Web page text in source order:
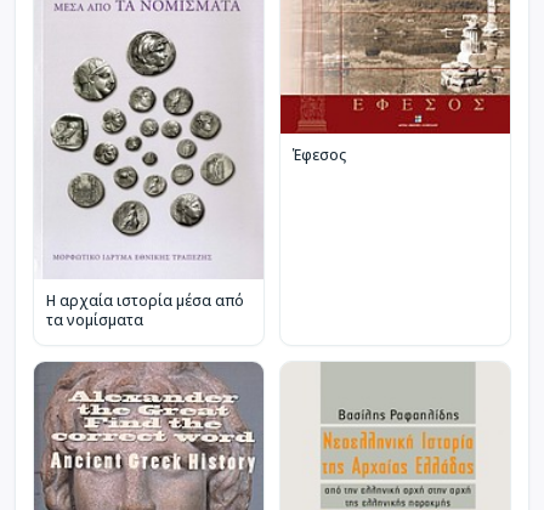
Η αρχαία ιστορία μέσα από
τα νομίσματα
Έφεσος